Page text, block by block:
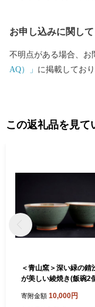
路線を走る車両は、そ
お申し込みに関して
不明点がある場合、お
AQ）」 に掲載してお
この返礼品を見て
＜青山窯＞深い緑の錆
が美しい綾焼き(飯碗2
寄附金額 10,000円